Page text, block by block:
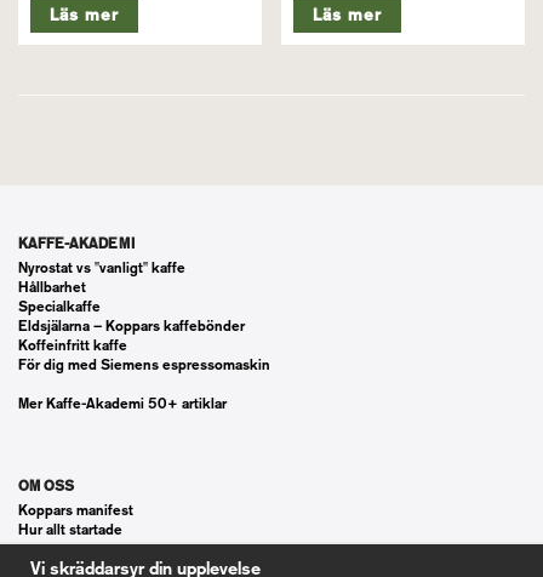
Läs mer Läs mer
KAFFE-AKADEMI
Nyrostat vs "vanligt" kaffe
Hållbarhet
Specialkaffe
Eldsjälarna – Koppars kaffebönder
Koffeinfritt kaffe
För dig med Siemens espressomaskin
Mer Kaffe-Akademi 50+ artiklar
OM OSS
Koppars manifest
Hur allt startade
Våra gästspel
Kontakt
Vi skräddarsyr din upplevelse